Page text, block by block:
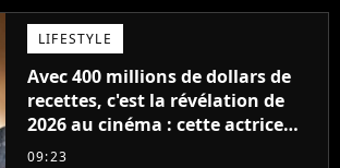
LIFESTYLE
Avec 400 millions de dollars de
recettes, c'est la révélation de
2026 au cinéma : cette actrice
adorée prête à remplacer
09:23